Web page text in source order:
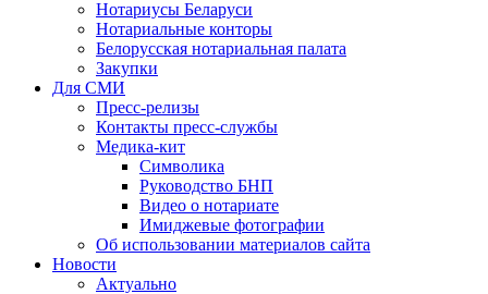
Нотариусы Беларуси
Нотариальные конторы
Белорусская нотариальная палата
Закупки
Для СМИ
Пресс-релизы
Контакты пресс-службы
Медика-кит
Символика
Руководство БНП
Видео о нотариате
Имиджевые фотографии
Об использовании материалов сайта
Новости
Актуально